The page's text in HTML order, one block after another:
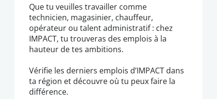
Que tu veuilles travailler comme
technicien, magasinier, chauffeur,
opérateur ou talent administratif : chez
IMPACT, tu trouveras des emplois à la
hauteur de tes ambitions.
Vérifie les derniers emplois d’IMPACT dans
ta région et découvre où tu peux faire la
différence.